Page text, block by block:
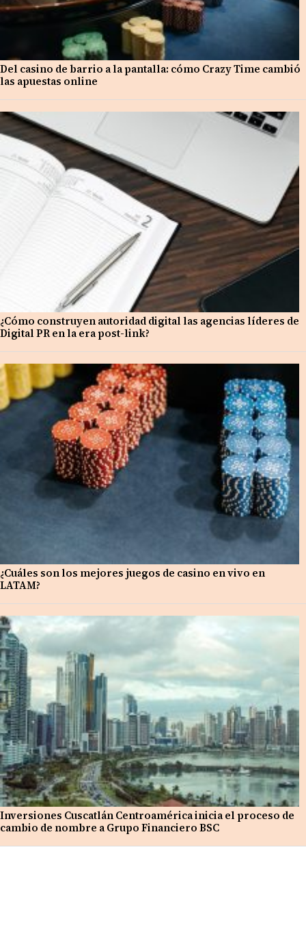
Del casino de barrio a la pantalla: cómo Crazy Time cambió
las apuestas online
¿Cómo construyen autoridad digital las agencias líderes de
Digital PR en la era post-link?
¿Cuáles son los mejores juegos de casino en vivo en
LATAM?
Inversiones Cuscatlán Centroamérica inicia el proceso de
cambio de nombre a Grupo Financiero BSC